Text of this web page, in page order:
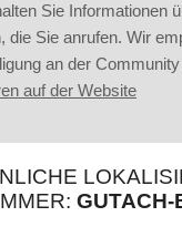
Sie Informationen
die Sie anrufen. Wir
an der
auf der Website